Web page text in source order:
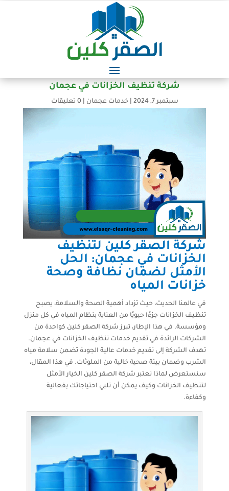
شركة تنظيف الخزانات في عجمان
سبتمبر 7, 2024 خدمات عجمان |0 تعليقات
شركة الصقر كلين لتنظيف
الخزانات في عجمان: الحل
الأمثل لضمان نظافة وصحة
خزانات المياه
في عالمنا الحديث، حيث تزداد أهمية الصحة والسلامة، يصبح
تنظيف الخزانات جزءًا حيويًا من العناية بنظام المياه في كل منزل
ومؤسسة. في هذا الإطار، تبرز شركة الصقر كلين كواحدة من
الشركات الرائدة في تقديم خدمات تنظيف الخزانات في عجمان.
تهدف الشركة إلى تقديم خدمات عالية الجودة تضمن سلامة مياه
الشرب وضمان بيئة صحية خالية من الملوثات. في هذا المقال،
سنستعرض لماذا تعتبر شركة الصقر كلين الخيار الأمثل
لتنظيف الخزانات وكيف يمكن أن تلبي احتياجاتك بفعالية
وكفاءة.